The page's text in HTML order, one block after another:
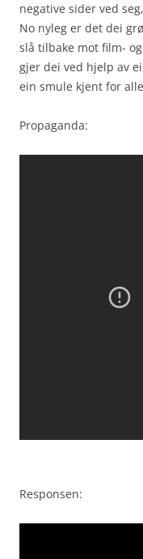
negative sider ved
No nyleg er det dei
slå tilbake mot film-
gjer dei ved hjelp av
ein smule kjent for
Propaganda:
Responsen: